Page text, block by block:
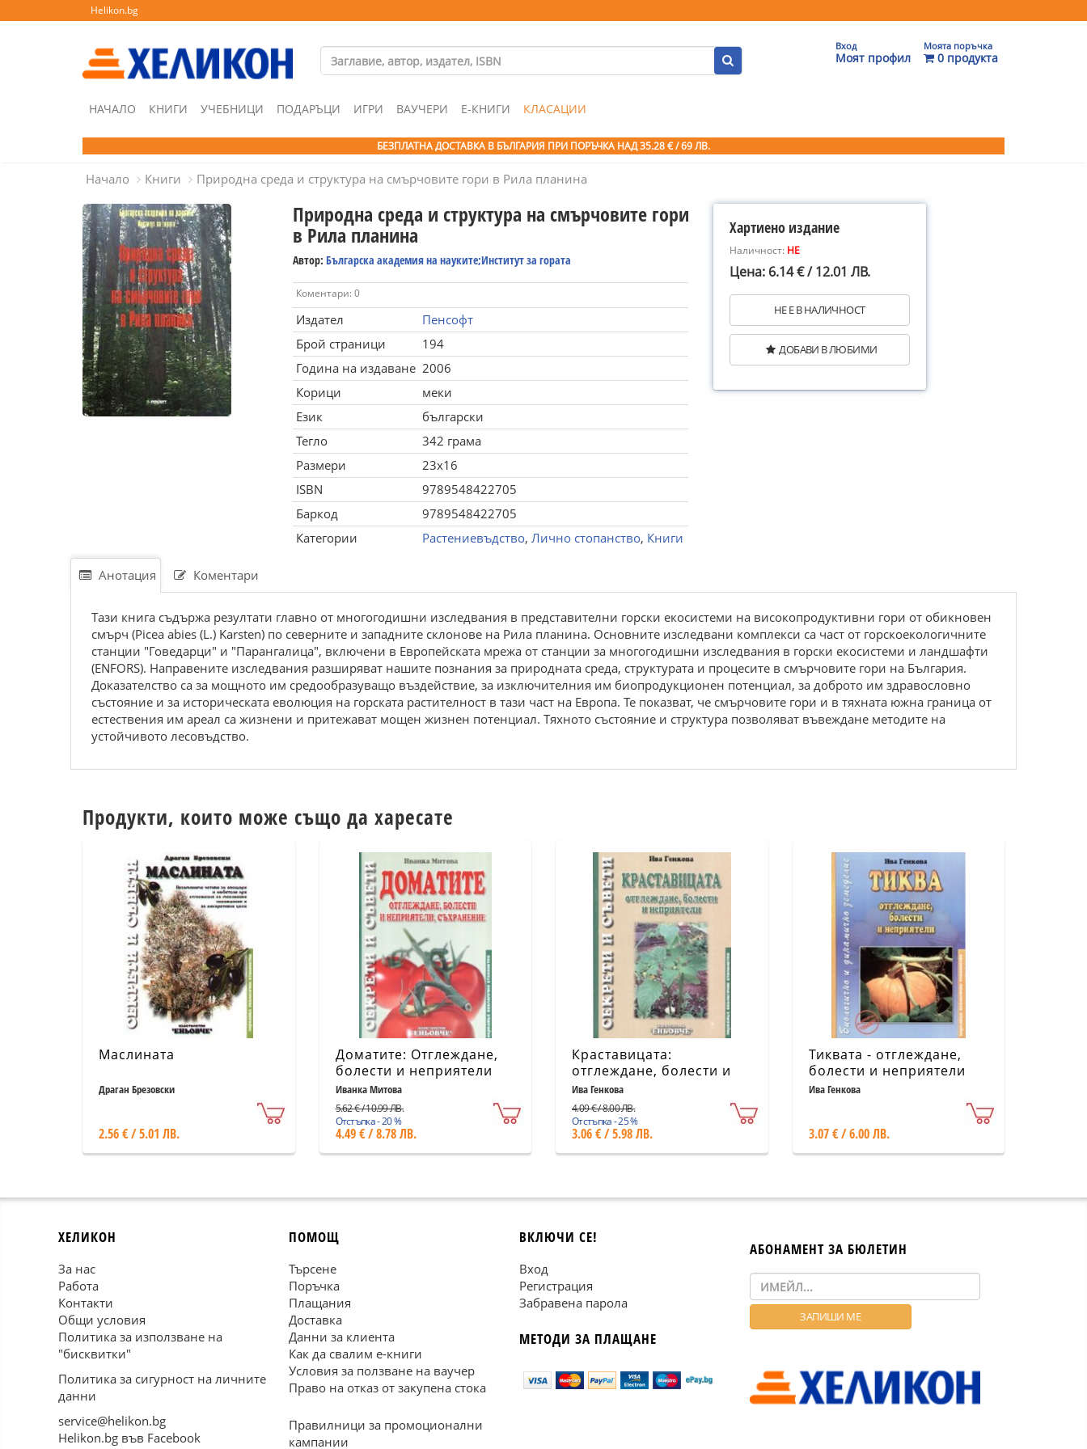
Helikon.bg
Вход
Моят профил
Моята поръчка
0 продукта
НАЧАЛО КНИГИ УЧЕБНИЦИ ПОДАРЪЦИ ИГРИ ВАУЧЕРИ Е-КНИГИ КЛАСАЦИИ
БЕЗПЛАТНА ДОСТАВКА В БЪЛГАРИЯ ПРИ ПОРЪЧКА НАД 35.28 € / 69 ЛВ.
Начало Книги Природна среда и структура на смърчовите гори в Рила планина
Природна среда и структура на смърчовите гори
в Рила планина
Автор: Българска академия на науките;Институт за гората
Коментари: 0
Издател
Пенсофт
Брой страници
194
Година на издаване 2006
Корици
меки
Език
български
Тегло
342 грама
Размери
23x16
ISBN
9789548422705
Баркод
9789548422705
Категории
Растениевъдство, Лично стопанство, Книги
Хартиено издание
Наличност: НЕ
Цена: 6.14 € / 12.01 ЛВ.
НЕ Е В НАЛИЧНОСТ
ДОБАВИ В ЛЮБИМИ
Анотация Коментари
Тази книга съдържа резултати главно от многогодишни изследвания в представителни горски екосистеми на високопродуктивни гори от обикновен
смърч (Picea abies (L.) Karsten) по северните и западните склонове на Рила планина. Основните изследвани комплекси са част от горскоекологичните
станции "Говедарци" и "Парангалица", включени в Европейската мрежа от станции за многогодишни изследвания в горски екосистеми и ландшафти
(ENFORS). Направените изследвания разширяват нашите познания за природната среда, структурата и процесите в смърчовите гори на България.
Доказателство са за мощното им средообразуващо въздействие, за изключителния им биопродукционен потенциал, за доброто им здравословно
състояние и за историческата еволюция на горската растителност в тази част на Европа. Те показват, че смърчовите гори и в тяхната южна граница от
естествения им ареал са жизнени и притежават мощен жизнен потенциал. Тяхното състояние и структура позволяват въвеждане методите на
устойчивото лесовъдство.
Продукти, които може също да харесате
Маслината
Драган Брезовски
2.56 € / 5.01 ЛВ.
Доматите: Отглеждане,
болести и неприятели
съхранение
Иванка Митова
5.62 € / 10.99 ЛВ.
Отстъпка - 20 %
4.49 € / 8.78 ЛВ.
Краставицата:
отглеждане, болести и
неприятели
Ива Генкова
4.09 € / 8.00 ЛВ.
Отстъпка - 25 %
3.06 € / 5.98 ЛВ.
Тиквата - отглеждане,
болести и неприятели
Ива Генкова
3.07 € / 6.00 ЛВ.
ХЕЛИКОН
За нас
Работа
Контакти
Общи условия
Политика за използване на
"бисквитки"
Политика за сигурност на личните
данни
service@helikon.bg
Helikon.bg във Facebook
ПОМОЩ
Търсене
Поръчка
Плащания
Доставка
Данни за клиента
Как да свалим е-книги
Условия за ползване на ваучер
Право на отказ от закупена стока
Правилници за промоционални
кампании
ВКЛЮЧИ СЕ!
Вход
Регистрация
Забравена парола
МЕТОДИ ЗА ПЛАЩАНЕ
АБОНАМЕНТ ЗА БЮЛЕТИН